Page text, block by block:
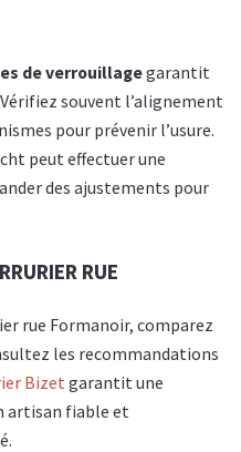
de verrouillagegarantit
souvent l’alignement
pour prévenir l’usure.
peut effectuer une
des ajustements pour
RUE
rue Formanoir, comparez
les recommandations
Bizet garantit une
artisan fiable et